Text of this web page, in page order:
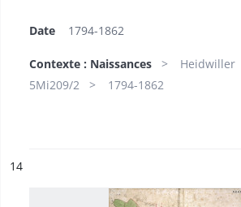
Date 1794-1862
Contexte : Naissances
Heidwiller
5Mi209/2
1794-1862
n°
14